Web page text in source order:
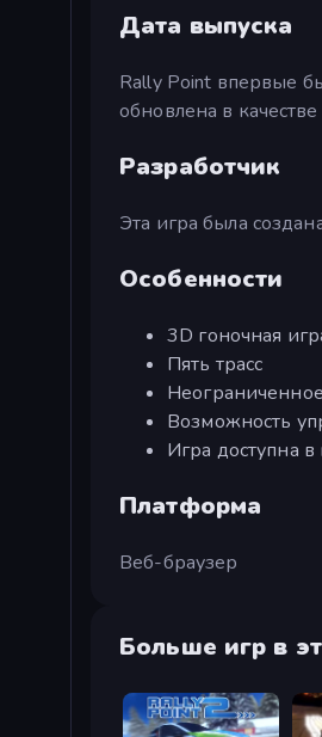
Дата выпуска
Rally Point впервые
обновлена в
Разработчик
Эта игра была
Особенности
3D гоночная
Пять трасс
Возможность
Игра доступна
Платформа
Веб-браузер
Больше игр в